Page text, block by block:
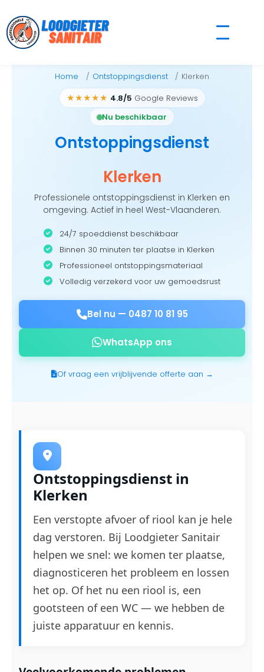
to
content
Home Ontstoppingsdienst Klerken
★★★★★ 4.8/5 Google Reviews
Nu beschikbaar
Ontstoppingsdienst
Klerken
Professionele ontstoppingsdienst in Klerken en
omgeving. Actief in heel West-Vlaanderen.
24/7 spoeddienst beschikbaar
Binnen 30 minuten ter plaatse in Klerken
Professioneel ontstoppingsmateriaal
Volledig verzekerd voor uw gemoedsrust
Bel nu — 0487 10 81 95
WhatsApp ons
Of vraag een vrijblijvende offerte aan →
Ontstoppingsdienst in
Klerken
Een verstopte afvoer of riool kan je hele
dag verstoren. Bij Loodgieter Sanitair
helpen we snel: we komen ter plaatse,
diagnosticeren het probleem en lossen
het op. Of het nu een riool is, een
gootsteen of een WC — we hebben de
juiste apparatuur en kennis.